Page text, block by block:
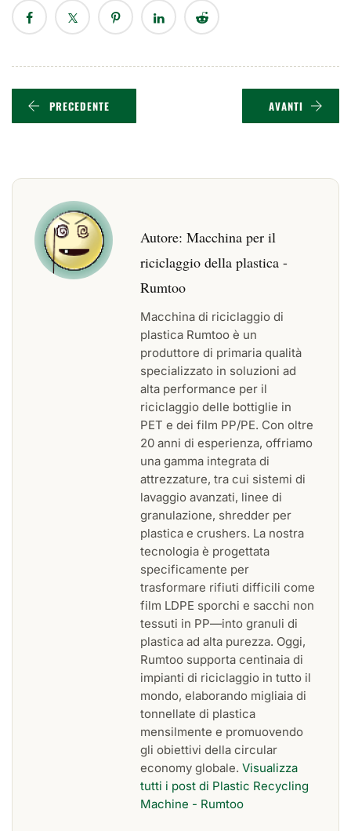
PRECEDENTE AVANTI
Autore: Macchina per il
riciclaggio della plastica -
Rumtoo
Macchina di riciclaggio di
plastica Rumtoo è un
produttore di primaria qualità
specializzato in soluzioni ad
alta performance per il
riciclaggio delle bottiglie in
PET e dei film PP/PE. Con oltre
20 anni di esperienza, offriamo
una gamma integrata di
attrezzature, tra cui sistemi di
lavaggio avanzati, linee di
granulazione, shredder per
plastica e crushers. La nostra
tecnologia è progettata
specificamente per
trasformare rifiuti difficili come
film LDPE sporchi e sacchi non
tessuti in PP—into granuli di
plastica ad alta purezza. Oggi,
Rumtoo supporta centinaia di
impianti di riciclaggio in tutto il
mondo, elaborando migliaia di
tonnellate di plastica
mensilmente e promuovendo
gli obiettivi della circular
economy globale. Visualizza
tutti i post di Plastic Recycling
Machine - Rumtoo